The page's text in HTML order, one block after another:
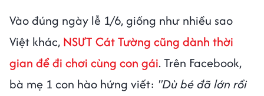
Vào đúng ngày lễ 1/6, giống như nhiều sao
Việt khác, NSƯT Cát Tường cũng dành thời
gian để đi chơi cùng con gái. Trên Facebook,
bà mẹ 1 con hào hứng viết: "Dù bé đã lớn rồi